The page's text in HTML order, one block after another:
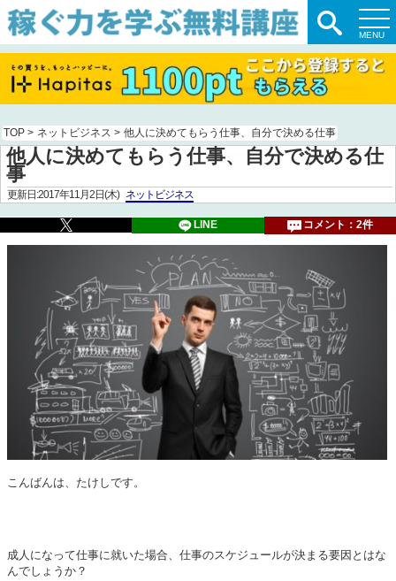
TOP > ネットビジネス > 他人に決めてもらう仕事、自分で決める仕事
他人に決めてもらう仕事、自分で決める仕
事
更新日:2017年11月2日(木) ネットビジネス
LINE コメント：2件
こんばんは、たけしです。
成人になって仕事に就いた場合、仕事のスケジュールが決まる要因とはな
んでしょうか？